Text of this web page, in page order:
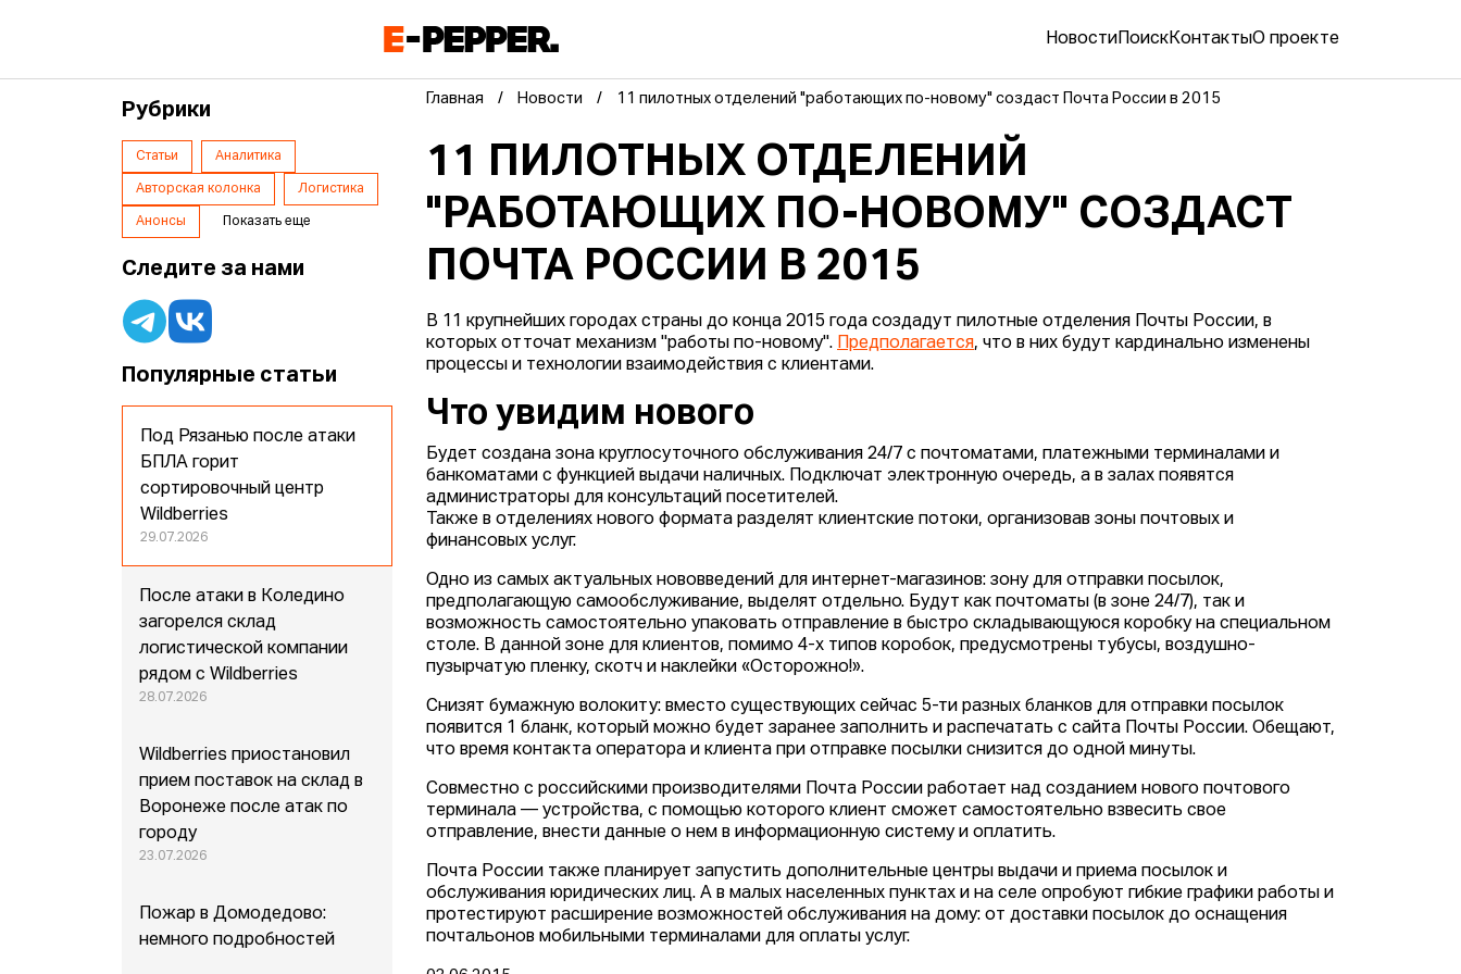
Новости ПоискКонтактыО проекте
Главная Новости 11 пилотных отделений "работающих по-новому" создаст Почта России в 2015
11 ПИЛОТНЫХ ОТДЕЛЕНИЙ
"РАБОТАЮЩИХ ПО-НОВОМУ" СОЗДАСТ
ПОЧТА РОССИИ В 2015
В 11 крупнейших городах страны до конца 2015 года создадут пилотные отделения Почты России, в
которых отточат механизм "работы по-новому".
Предполагается, что в них будут кардинально изменены
процессы и технологии взаимодействия с клиентами.
Что увидим нового
Будет создана зона круглосуточного обслуживания 24/7 с почтоматами, платежными терминалами и
банкоматами с функцией выдачи наличных. Подключат электронную очередь, а в залах появятся
администраторы для консультаций посетителей.
Также в отделениях нового формата разделят клиентские потоки, организовав зоны почтовых и
финансовых услуг.
Одно из самых актуальных нововведений для интернет-магазинов: зону для отправки посылок,
предполагающую самообслуживание, выделят отдельно. Будут как почтоматы (в зоне 24/7), так и
возможность самостоятельно упаковать отправление в быстро складывающуюся коробку на специальном
столе. В данной зоне для клиентов, помимо 4-х типов коробок, предусмотрены тубусы, воздушно-
пузырчатую пленку, скотч и наклейки «Осторожно!».
Снизят бумажную волокиту: вместо существующих сейчас 5-ти разных бланков для отправки посылок
появится 1 бланк, который можно будет заранее заполнить и распечатать с сайта Почты России. Обещают,
что время контакта оператора и клиента при отправке посылки снизится до одной минуты.
Совместно с российскими производителями Почта России работает над созданием нового почтового
терминала — устройства, с помощью которого клиент сможет самостоятельно взвесить свое
отправление, внести данные о нем в информационную систему и оплатить.
Почта России также планирует запустить дополнительные центры выдачи и приема посылок и
обслуживания юридических лиц. А в малых населенных пунктах и на селе опробуют гибкие графики работы и
протестируют расширение возможностей обслуживания на дому: от доставки посылок до оснащения
почтальонов мобильными терминалами для оплаты услуг.
Рубрики
Статьи Аналитика
Авторская колонка Логистика
Анонсы Показать еще
Следите за нами
Популярные статьи
Под Рязанью после атаки
БПЛА горит
сортировочный центр
Wildberries
29.07.2026
После атаки в Коледино
загорелся склад
логистической компании
рядом с Wildberries
28.07.2026
Wildberries приостановил
прием поставок на склад в
Воронеже после атак по
городу
23.07.2026
Пожар в Домодедово:
немного подробностей